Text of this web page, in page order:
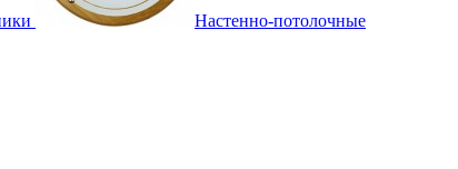
Настенно-потолочные